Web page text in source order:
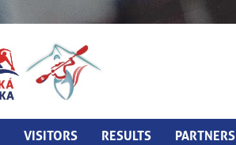
VISITORS RESULTS PARTNERS